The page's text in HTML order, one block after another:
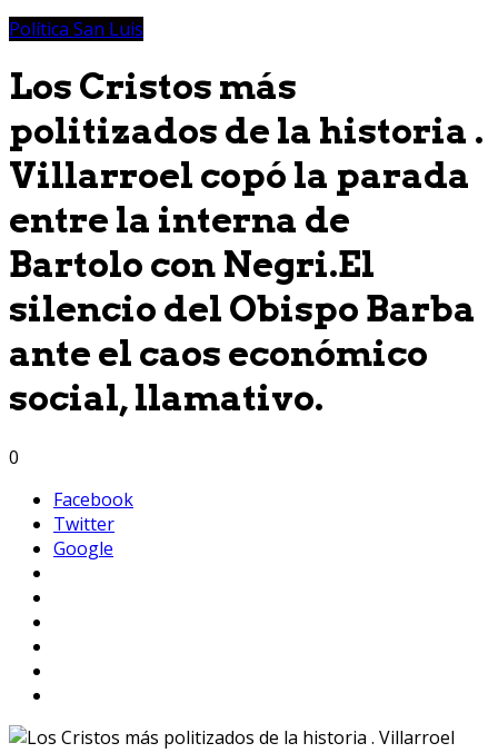
Política San Luis
Los Cristos más
politizados de la historia .
Villarroel copó la parada
entre la interna de
Bartolo con Negri.El
silencio del Obispo Barba
ante el caos económico
social, llamativo.
0
Facebook
Twitter
Google